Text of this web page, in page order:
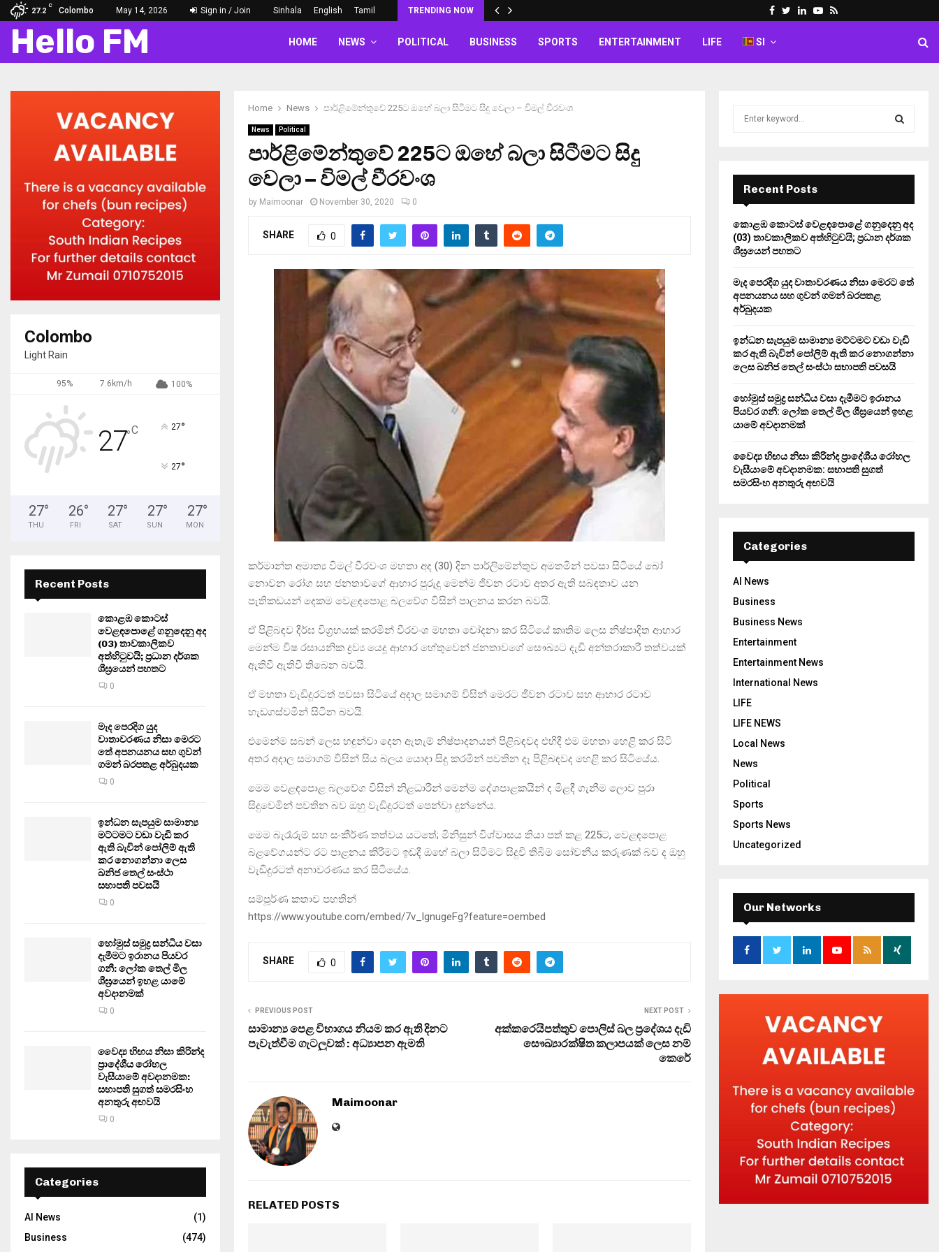
27.2
C
Colombo May 14, 2026 Sign in / Join Sinhala English Tamil TRENDING NOW Facebook
Twitter
LinkedinYoutube
Rss
Hello FM HOME NEWS POLITICAL BUSINESS SPORTS ENTERTAINMENT LIFE SI
Home News පාර්ළිමේන්තුවේ 225ට ඔහේ බලා සිටීමට සිදු වෙලා – විමල් වීරවංශ
News Political
පාර්ළිමේන්තුවේ 225ට ඔහේ බලා සිටීමට සිදු
වෙලා – විමල් වීරවංශ
by Maimoonar November 30, 2020 0
SHARE 0
කර්මාන්ත අමාත්‍ය විමල් වීරවංශ මහතා අද (30) දින පාර්ලිමේන්තුව අමතමින් පවසා සිටියේ බෝ
නොවන රෝග සහ ජනතාවගේ ආහාර පුරුදු මෙන්ම ජීවන රටාව අතර ඇති සබඳතාව යන
පැතිකඩයන් දෙකම වෙළඳපොළ බලවේග විසින් පාලනය කරන බවයි.
ඒ පිළිබඳව දීර්ඝ විග්‍රහයක් කරමින් වීරවංශ මහතා චෝදනා කර සිටියේ කෘතිම ලෙස නිෂ්පාදිත ආහාර
මෙන්ම විෂ රසායනික ද්‍රව්‍ය යෙදූ ආහාර හේතුවෙන් ජනතාවගේ සෞඛ්‍යට දැඩි අන්තරාකාරී තත්වයක්
ඇතිවී ඇතිවී තිබෙන බවයි.
ඒ මහතා වැඩිදුරටත් පවසා සිටියේ අදාල සමාගම් විසින් මෙරට ජීවන රටාව සහ ආහාර රටාව
හැඩගස්වමින් සිටින බවයි.
එමෙන්ම සබන් ලෙස හඳුන්වා දෙන ඇතැම් නිෂ්පාදනයන් පිළිබඳවද එහිදී එම මහතා හෙළි කර සිටි
අතර අදාල සමාගම් විසින් සිය බලය යොදා සිදු කරමින් පවතින දෑ පිළිබඳවද හෙළි කර සිටියේය.
මෙම වෙළඳපොළ බලවේග විසින් නිළධාරීන් මෙන්ම දේශපාළකයින් ද මිළදී ගැනීම ලොව පුරා
සිදුවෙමින් පවතින බව ඔහු වැඩිදුරටත් පෙන්වා දුන්නේය.
මෙම බැරෑරුම් සහ සංකීර්ණ තත්වය යටතේ; මිනිසුන් විශ්වාසය තියා පත් කළ 225ට, වෙළඳපොළ
බළවේගයන්ට රට පාළනය කිරීමට ඉඩදී ඔහේ බලා සිටීමට සිදුවී තිබීම සෝචනීය කරුණක් බව ද ඔහු
වැඩිදුරටත් අනාවරණය කර සිටියේය.
සම්පූර්ණ කතාව පහතින්
https://www.youtube.com/embed/7v_lgnugeFg?feature=oembed
SHARE 0
PREVIOUS POST
සාමාන්‍ය පෙළ විභාගය නියම කර ඇති දින‌ට
පැවැත්වීම ගැටලුවක් : අධ්‍යාපන ඇමති
NEXT POST
අක්කරෙයිපත්තුව පොලිස් බල ප්‍රදේශය දැඩි
සෞඛ්‍යාරක්ෂිත කලාපයක් ලෙස නම්
කෙරේ
Maimoonar
RELATED POSTS
Colombo
Light Rain
95% 7.6km/h 100%
27°C 27°
27°
27°
THU
26°
FRI
27°
SAT
27°
SUN
27°
MON
Recent Posts
කොළඹ කොටස්
වෙළඳපොළේ ගනුදෙනු අද
(03) තාවකාලිකව
අත්හිටුවයි; ප්‍රධාන දර්ශක
ශීඝ්‍රයෙන් පහතට
0
මැද පෙරදිග යුද
වාතාවරණය නිසා මෙරට
තේ අපනයනය සහ ගුවන්
ගමන් බරපතළ අර්බුදයක
0
ඉන්ධන සැපයුම සාමාන්‍ය
මට්ටමට වඩා වැඩි කර
ඇති බැවින් පෝලිම් ඇති
කර නොගන්නා ලෙස
ඛනිජ තෙල් සංස්ථා
සභාපති පවසයි
0
හෝමුස් සමුද්‍ර සන්ධිය වසා
දැමීමට ඉරානය පියවර
ගනී: ලෝක තෙල් මිල
ශීඝ්‍රයෙන් ඉහළ යාමේ
අවදානමක්
0
වෛද්‍ය හිඟය නිසා කිරින්ද
ප්‍රාදේශීය රෝහල
වැසීයාමේ අවදානමක:
සභාපති සුගත් සමරසිංහ
අනතුරු අඟවයි
0
Categories
AI News
(1)
Business
(474)
r
:
E
A
R
H
Recent Posts
කොළඹ කොටස් වෙළඳපොළේ ගනුදෙනු අද
(03) තාවකාලිකව අත්හිටුවයි; ප්‍රධාන දර්ශක
ශීඝ්‍රයෙන් පහතට
මැද පෙරදිග යුද වාතාවරණය නිසා මෙරට තේ
අපනයනය සහ ගුවන් ගමන් බරපතළ
අර්බුදයක
ඉන්ධන සැපයුම සාමාන්‍ය මට්ටමට වඩා වැඩි
කර ඇති බැවින් පෝලිම් ඇති කර නොගන්නා
ලෙස ඛනිජ තෙල් සංස්ථා සභාපති පවසයි
හෝමුස් සමුද්‍ර සන්ධිය වසා දැමීමට ඉරානය
පියවර ගනී: ලෝක තෙල් මිල ශීඝ්‍රයෙන් ඉහළ
යාමේ අවදානමක්
වෛද්‍ය හිඟය නිසා කිරින්ද ප්‍රාදේශීය රෝහල
වැසීයාමේ අවදානමක: සභාපති සුගත්
සමරසිංහ අනතුරු අඟවයි
Categories
AI News
Business
Business News
Entertainment
Entertainment News
International News
LIFE
LIFE NEWS
Local News
News
Political
Sports
Sports News
Uncategorized
Our Networks